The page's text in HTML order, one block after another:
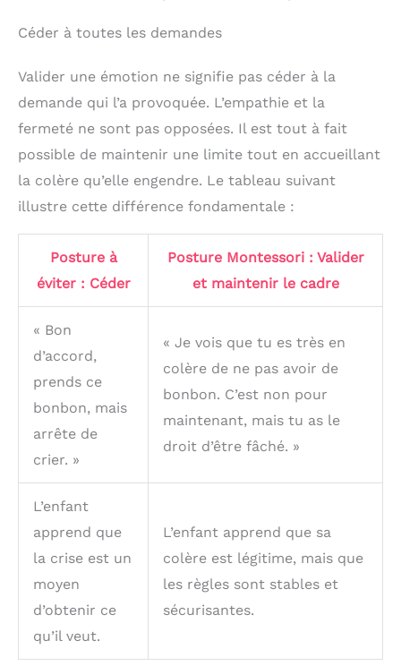
Céder à toutes les demandes
Valider une émotion ne signifie pas céder à la
demande qui l’a provoquée. L’empathie et la
fermeté ne sont pas opposées. Il est tout à fait
possible de maintenir une limite tout en accueillant
la colère qu’elle engendre. Le tableau suivant
illustre cette différence fondamentale :
Posture à
éviter : Céder
Posture Montessori : Valider
et maintenir le cadre
« Bon
d’accord,
prends ce
bonbon, mais
arrête de
crier. »
« Je vois que tu es très en
colère de ne pas avoir de
bonbon. C’est non pour
maintenant, mais tu as le
droit d’être fâché. »
L’enfant
apprend que
la crise est un
moyen
d’obtenir ce
qu’il veut.
L’enfant apprend que sa
colère est légitime, mais que
les règles sont stables et
sécurisantes.